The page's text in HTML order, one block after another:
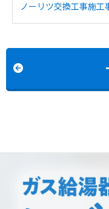
ノーリツ交換工事施工